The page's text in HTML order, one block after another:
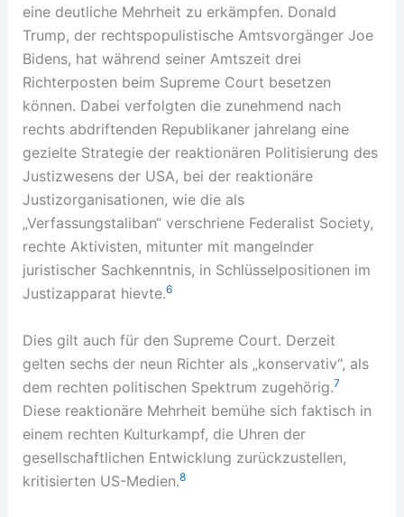
eine deutliche Mehrheit zu erkämpfen. Donald
Trump, der rechtspopulistische Amtsvorgänger Joe
Bidens, hat während seiner Amtszeit drei
Richterposten beim Supreme Court besetzen
können. Dabei verfolgten die zunehmend nach
rechts abdriftenden Republikaner jahrelang eine
gezielte Strategie der reaktionären Politisierung des
Justizwesens der USA, bei der reaktionäre
Justizorganisationen, wie die als
„Verfassungstaliban“ verschriene Federalist Society,
rechte Aktivisten, mitunter mit mangelnder
juristischer Sachkenntnis, in Schlüsselpositionen im
Justizapparat hievte.6
Dies gilt auch für den Supreme Court. Derzeit
gelten sechs der neun Richter als „konservativ“, als
dem rechten politischen Spektrum zugehörig.7
Diese reaktionäre Mehrheit bemühe sich faktisch in
einem rechten Kulturkampf, die Uhren der
gesellschaftlichen Entwicklung zurückzustellen,
kritisierten US-Medien.8